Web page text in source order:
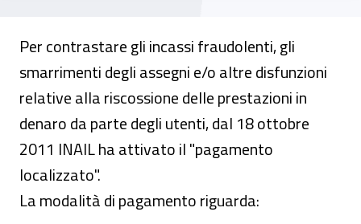
Per contrastare gli incassi fraudolenti, gli
smarrimenti degli assegni e/o altre disfunzioni
relative alla riscossione delle prestazioni in
denaro da parte degli utenti, dal 18 ottobre
2011 INAIL ha attivato il "pagamento
localizzato".
La modalità di pagamento riguarda: